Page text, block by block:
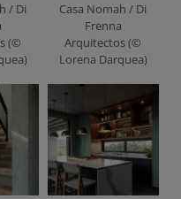
/ Di
(©
Casa Nomah / Di
Frenna
Arquitectos (©
Lorena Darquea)